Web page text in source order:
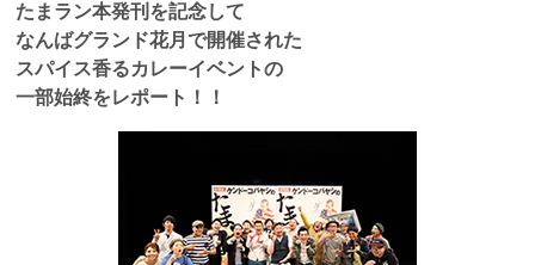
たまラン本発刊を記念して
なんばグランド花月で開催された
スパイス香るカレーイベントの
一部始終をレポート！！